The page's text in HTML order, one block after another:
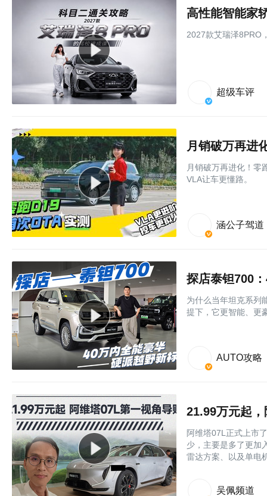
2027款艾瑞泽8PRO
超级车评
月销破万再进化！零
VLA让车更懂路。
涵公子驾道
探店泰钽700
为什么当年坦克系列
提下，它更智能、更
AUTO攻略
21.99万元起
阿维塔07L正式上市
少，主要是多了更加
雷达方案、以及单电
吴佩频道